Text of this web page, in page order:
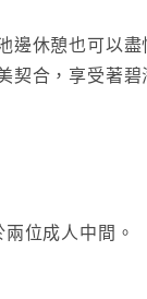
休憩也可以
合，享受著
位成人中間。